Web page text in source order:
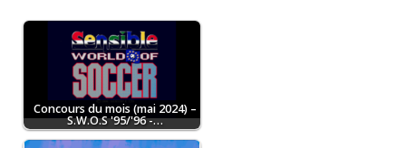
Concours du mois (mai 2024) –
S.W.O.S '95/'96 -…